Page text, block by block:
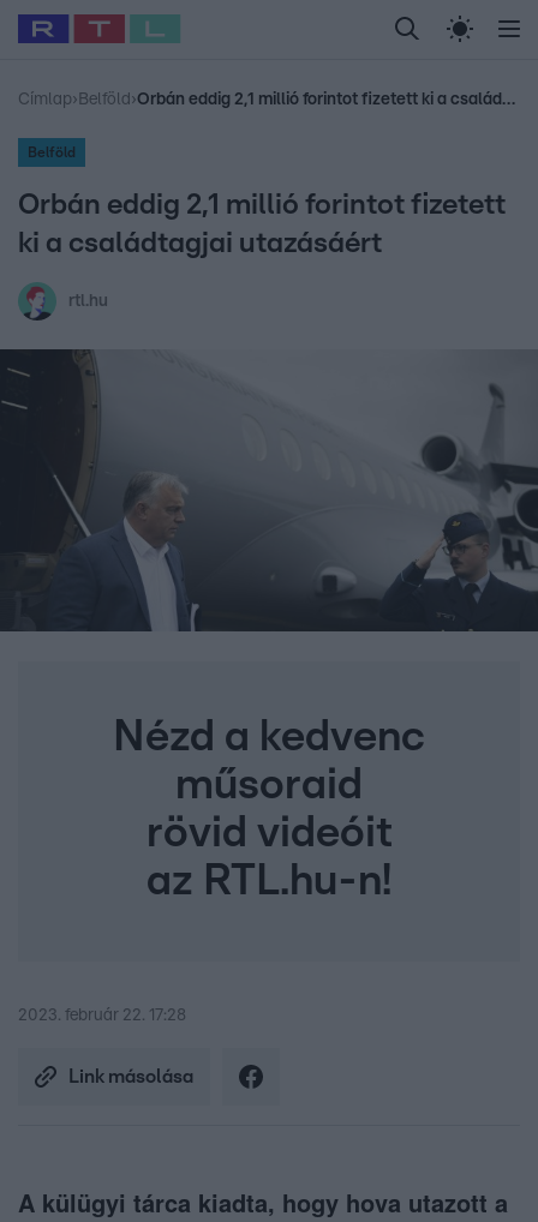
Legfrissebb RTL Híradó Randi Celeb vagyok,
Babits Marcella Most Wanted Gallusz
Címlap› Belföld › Orbán eddig 2,1 millió forintot fizetett ki a családtagjai utazásáért
Belföld
Orbán eddig 2,1 millió forintot fizetett
ki a családtagjai utazásáért
rtl.hu
Nézd a kedvenc
műsoraid
rövid videóit
az RTL.hu-n!
2023. február 22. 17:28
Link másolása
A külügyi tárca kiadta, hogy hova utazott a